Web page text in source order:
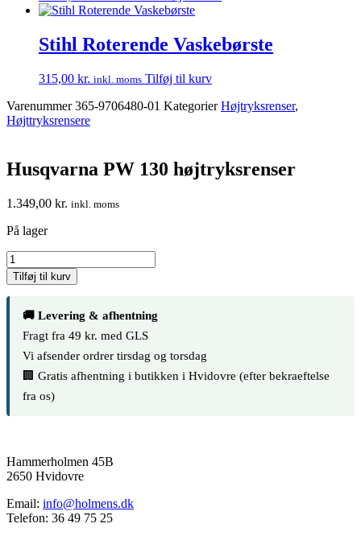
Stihl Roterende Vaskebørste
315,00 kr. inkl. moms Tilføj til kurv
Varenummer365-9706480-01 Kategorier Højtryksrenser,
Højttryksrensere
Husqvarna PW 130 højtryksrenser
1.349,00 kr. inkl. moms
På lager
Husqvarna
PW
130
højtryksrenser
antal
Tilføj til kurv
🚚 Levering & afhentning
Fragt fra 49 kr. med GLS
Vi afsender ordrer tirsdag og torsdag
🏢 Gratis afhentning i butikken i Hvidovre (efter bekraeftelse
fra os)
Hammerholmen 45B
2650 Hvidovre
Email: info@holmens.dk
Telefon: 36 49 75 25